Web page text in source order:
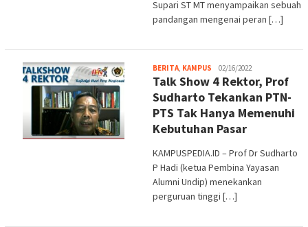
Supari ST MT menyampaikan sebuah
pandangan mengenai peran […]
BERITA, KAMPUS admin
02/16/2022
Talk Show 4 Rektor, Prof
Sudharto Tekankan PTN-
PTS Tak Hanya Memenuhi
Kebutuhan Pasar
KAMPUSPEDIA.ID – Prof Dr Sudharto
P Hadi (ketua Pembina Yayasan
Alumni Undip) menekankan
perguruan tinggi […]